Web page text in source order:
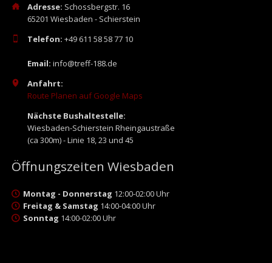
Adresse: Schossbergstr. 16
65201 Wiesbaden - Schierstein
Telefon: +49 611 58 58 77 10
Email: info@treff-188.de
Anfahrt:
Route Planen auf Google Maps
Nächste Bushaltestelle:
Wiesbaden-Schierstein Rheingaustraße
(ca 300m) - Linie 18, 23 und 45
Öffnungszeiten Wiesbaden
Montag - Donnerstag 12:00-02:00 Uhr
Freitag & Samstag 14:00-04:00 Uhr
Sonntag 14:00-02:00 Uhr